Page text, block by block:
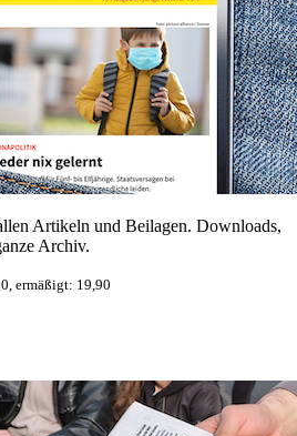
Artikeln und Beilagen. Downloads,
Archiv.
ermäßigt: 19,90